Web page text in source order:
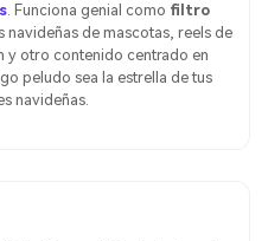
. Funciona genial como filtro
navideñas de mascotas, reels de
y otro contenido centrado en
peludo sea la estrella de tus
navideñas.